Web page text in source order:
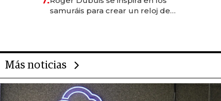
rol de la IA
samuráis para crear un reloj de
Más noticias